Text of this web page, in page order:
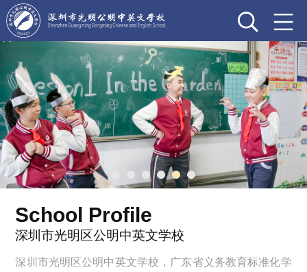
School Profile
深圳市光明区公明中英文学校
深圳市光明区公明中英文学校，广东省义务教育标准化学